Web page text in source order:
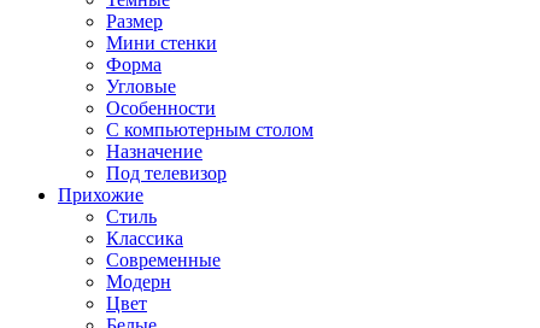
Размер
Мини стенки
Форма
Угловые
Особенности
С компьютерным столом
Назначение
Под телевизор
Прихожие
Стиль
Классика
Современные
Модерн
Цвет